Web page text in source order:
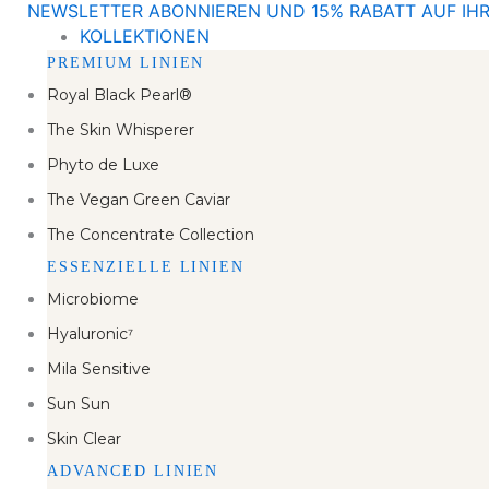
Zum
Inhalt
springen
NEWSLETTER ABONNIEREN UND 15% RABATT AUF
KOLLEKTIONEN
PREMIUM LINIEN
Royal Black Pearl®
The Skin Whisperer
Phyto de Luxe
The Vegan Green Caviar
The Concentrate Collection
ESSENZIELLE LINIEN
Microbiome
Hyaluronic⁷
Mila Sensitive
Sun Sun
Skin Clear
ADVANCED LINIEN